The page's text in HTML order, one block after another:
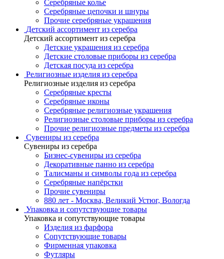
Серебряные колье
Серебряные цепочки и шнуры
Прочие серебряные украшения
Детский ассортимент из серебра
Детский ассортимент из серебра
Детские украшения из серебра
Детские столовые приборы из серебра
Детская посуда из серебра
Религиозные изделия из серебра
Религиозные изделия из серебра
Серебряные кресты
Серебряные иконы
Серебряные религиозные украшения
Религиозные столовые приборы из серебра
Прочие религиозные предметы из серебра
Сувениры из серебра
Сувениры из серебра
Бизнес-сувениры из серебра
Декоративные панно из серебра
Талисманы и символы года из серебра
Серебряные напёрстки
Прочие сувениры
880 лет - Москва, Великий Устюг, Вологда
Упаковка и сопутствующие товары
Упаковка и сопутствующие товары
Изделия из фарфора
Сопутствующие товары
Фирменная упаковка
Футляры